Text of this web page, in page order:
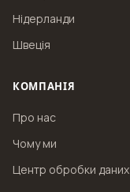
Нідерланди
Швеція
КОМПАНІЯ
Про нас
Чому ми
Центр обробки даних